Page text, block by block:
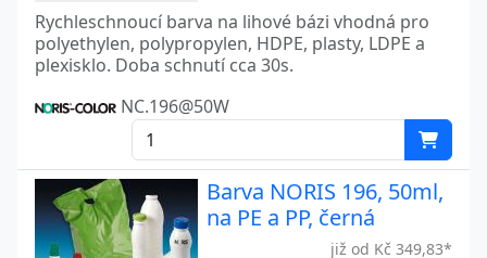
Rychleschnoucí barva na lihové bázi vhodná pro
polyethylen, polypropylen, HDPE, plasty, LDPE a
plexisklo. Doba schnutí cca 30s.
NC.196@50W
Barva NORIS 196, 50ml,
na PE a PP, černá
již od Kč 349,83*